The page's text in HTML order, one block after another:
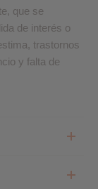
que se
de interés o
trastornos
y falta de